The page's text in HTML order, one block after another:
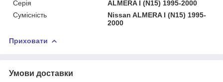
Серія
ALMERA I (N15) 1995-2000
Сумісність
Nissan ALMERA I (N15) 1995-
2000
Приховати
Умови доставки